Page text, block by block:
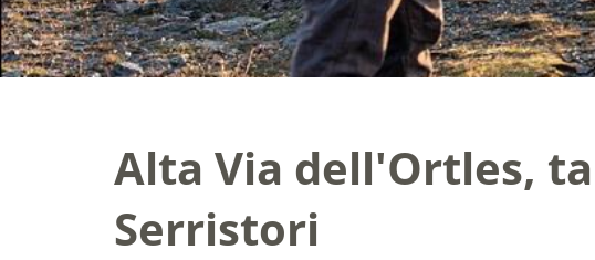
Alta Via dell'Ortles,
Serristori